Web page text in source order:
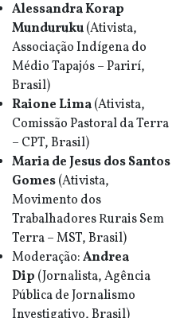
Alessandra Korap
Munduruku(Ativista,
Associação Indígena do
Médio Tapajós – Parirí,
Brasil)
Raione Lima(Ativista,
Comissão Pastoral da Terra
– CPT, Brasil)
Maria de Jesus dos Santos
Gomes(Ativista,
Movimento dos
Trabalhadores Rurais Sem
Terra – MST, Brasil)
Moderação:Andrea
Dip (Jornalista, Agência
Pública de Jornalismo